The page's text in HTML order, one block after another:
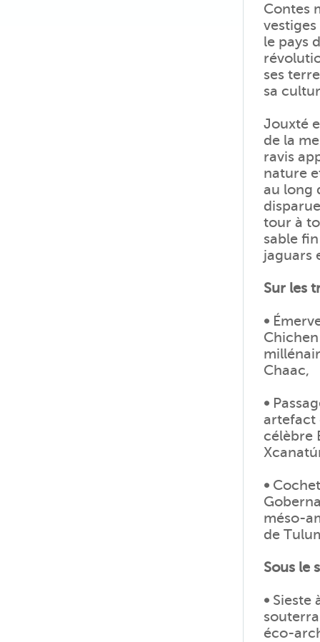
Contes
le pays
ses
sa
Jouxté
de la
ravis
nature
au long
tour à
sable
jaguars
Sur les
•
Chaac,
•
artefact
célèbre
•
méso-
de
Sous le
• Sieste
éco-